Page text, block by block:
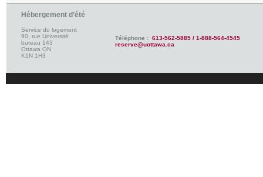
Hébergement d’été
Service du logement
90, rue Université
bureau 143
Ottawa ON
K1N 1H3
Téléphone : 613-562-5885 / 1-888-564-4545
reserve@uottawa.ca